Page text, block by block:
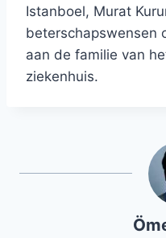
Istanboel, Murat
beterschapswensen
aan de familie van
ziekenhuis.